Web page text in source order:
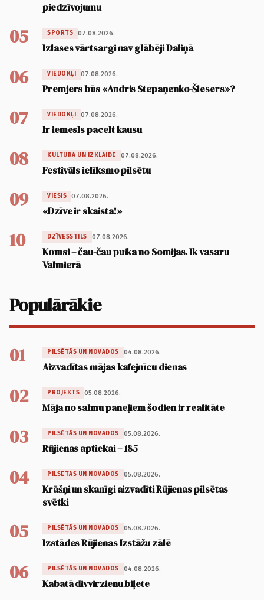
piedzīvojumu
05 SPORTS 07.08.2026.
Izlases vārtsargi nav glābēji Daliņā
06 VIEDOKĻI 07.08.2026.
Premjers būs «Andris Stepaņenko-Šlesers»?
07 VIEDOKĻI 07.08.2026.
Ir iemesls pacelt kausu
08 KULTŪRA UN IZKLAIDE 07.08.2026.
Festivāls ielīksmo pilsētu
09 VIESIS 07.08.2026.
«Dzīve ir skaista!»
10 DZĪVESSTILS 07.08.2026.
Komsi – čau-čau puika no Somijas. Ik vasaru
Valmierā
Populārākie
01 PILSĒTĀS UN NOVADOS 04.08.2026.
Aizvadītas mājas kafejnīcu dienas
02 PROJEKTS 05.08.2026.
Māja no salmu paneļiem šodien ir realitāte
03 PILSĒTĀS UN NOVADOS 05.08.2026.
Rūjienas aptiekai – 185
04 PILSĒTĀS UN NOVADOS 05.08.2026.
Krāšņi un skanīgi aizvadīti Rūjienas pilsētas
svētki
05 PILSĒTĀS UN NOVADOS 05.08.2026.
Izstādes Rūjienas Izstāžu zālē
06 PILSĒTĀS UN NOVADOS 04.08.2026.
Kabatā divvirzienu biļete